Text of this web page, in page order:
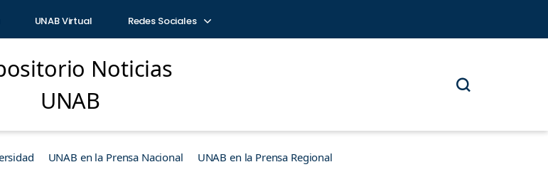
UNAB Virtual Redes Sociales
Noticias
UNAB
UNAB en la Prensa Nacional UNAB en la Prensa Regional